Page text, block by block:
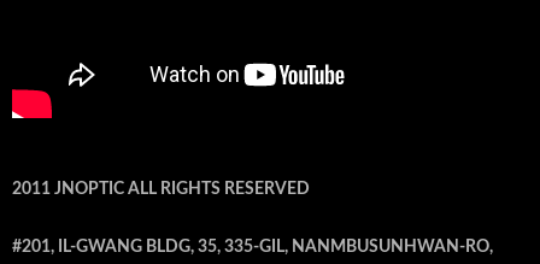
2011 JNOPTIC ALL RIGHTS RESERVED
#201, IL-GWANG BLDG, 35, 335-GIL, NANMBUSUNHWAN-RO,